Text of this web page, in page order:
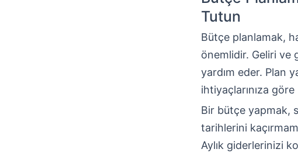
Tutun
Bütçe planlamak,
önemlidir. Geliri ve
yardım eder. Plan
ihtiyaçlarınıza
Bir bütçe yapmak,
tarihlerini
Aylık giderlerinizi